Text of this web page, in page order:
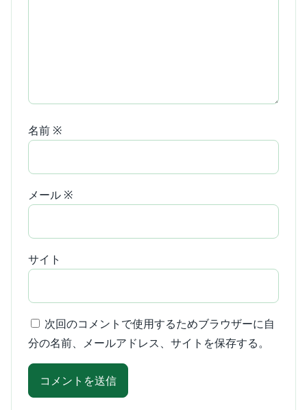
名前 ※
メール ※
サイト
次回のコメントで使用するためブラウザーに自
分の名前、メールアドレス、サイトを保存する。